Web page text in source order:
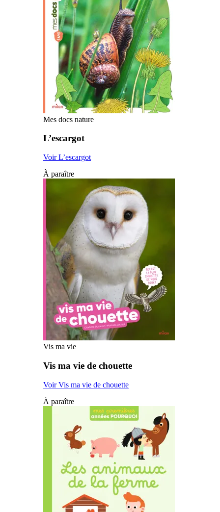
Mes docs nature
L’escargot
Voir L’escargot
À paraître
Vis ma vie
Vis ma vie de chouette
Voir Vis ma vie de chouette
À paraître